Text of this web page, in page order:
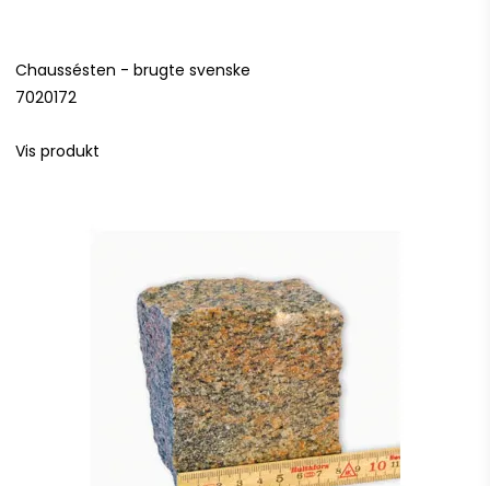
Chaussésten - brugte svenske
7020172
Vis produkt